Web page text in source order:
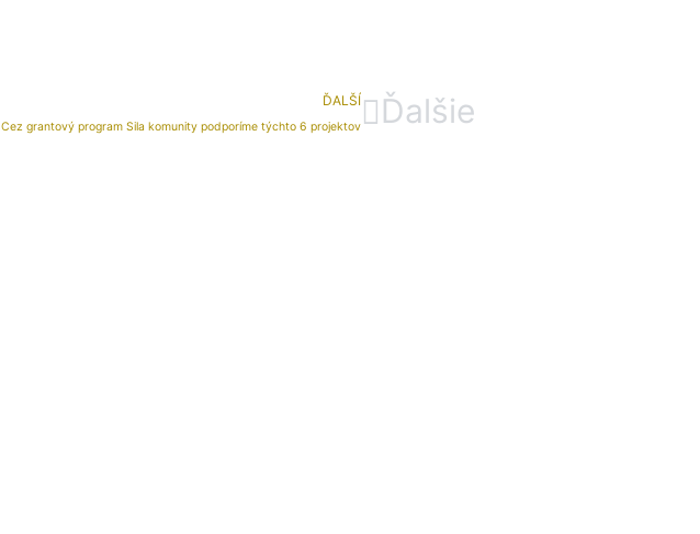
ĎALŠÍ
Cez grantový program Sila komunity podporíme týchto 6 projektov Ďalšie